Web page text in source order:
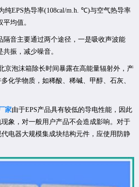
纯EPS热导率(108cal/m.h. ℃)与空气热导率
均值。
隔音主要通过两个途径，一是吸收声波能
振，减少噪音。
京泡沫箱除长时间暴露在高能量辐射外，产
化学物质，如稀酸、稀碱、甲醇、石灰、
家由于EPS产品具有较低的导电性能，因此
象，对一般用户产品不会造成影响。对于
电器大规模集成块结构元件，应使用防静